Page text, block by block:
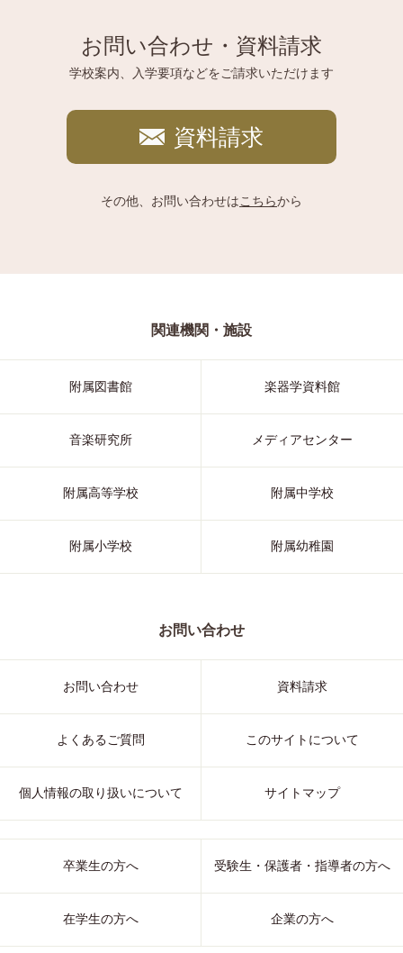
お問い合わせ・資料請求
学校案内、入学要項などをご請求いただけます
資料請求
その他、お問い合わせはこちらから
関連機関・施設
附属図書館 楽器学資料館
音楽研究所 メディアセンター
附属高等学校 附属中学校
附属小学校 附属幼稚園
お問い合わせ
お問い合わせ 資料請求
よくあるご質問 このサイトについて
個人情報の取り扱いについて サイトマップ
卒業生の方へ 受験生・保護者・指導者の方へ
在学生の方へ 企業の方へ